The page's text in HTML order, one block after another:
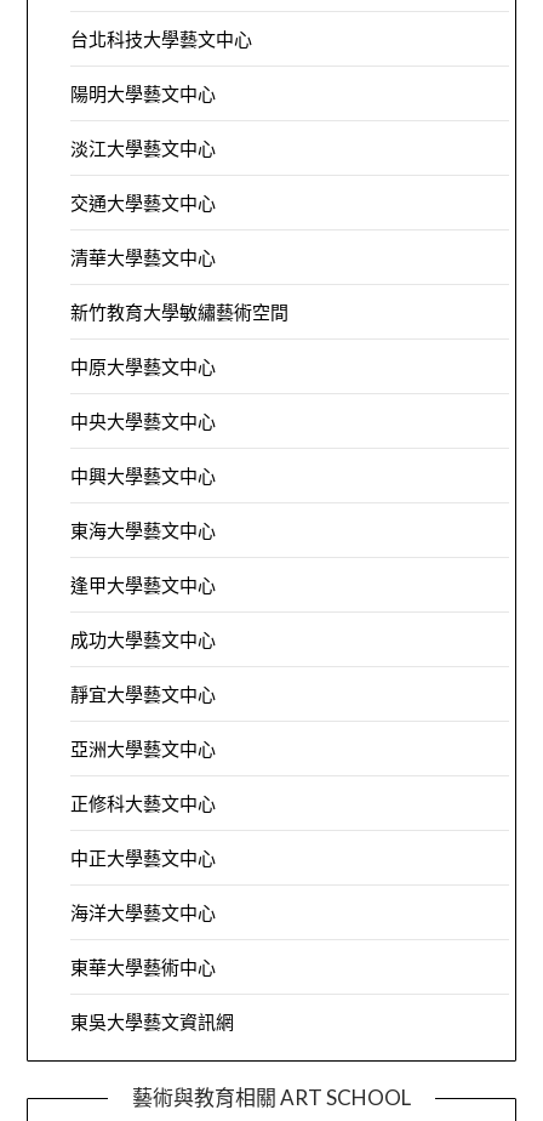
台北科技大學藝文中心
陽明大學藝文中心
淡江大學藝文中心
交通大學藝文中心
清華大學藝文中心
新竹教育大學敏繡藝術空間
中原大學藝文中心
中央大學藝文中心
中興大學藝文中心
東海大學藝文中心
逢甲大學藝文中心
成功大學藝文中心
靜宜大學藝文中心
亞洲大學藝文中心
正修科大藝文中心
中正大學藝文中心
海洋大學藝文中心
東華大學藝術中心
東吳大學藝文資訊網
藝術與教育相關 ART SCHOOL